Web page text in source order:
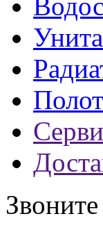
Звоните